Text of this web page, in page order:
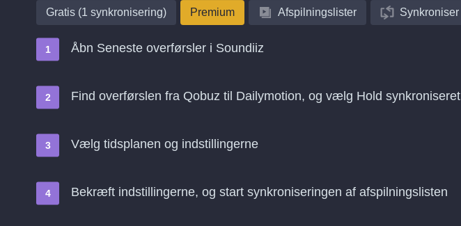
Gratis (1 synkronisering) Premium Afspilningslister Synkroniser
Åbn Seneste overførsler i Soundiiz
Find overførslen fra Qobuz til Dailymotion, og vælg Hold synkroniseret
Vælg tidsplanen og indstillingerne
Bekræft indstillingerne, og start synkroniseringen af afspilningslisten